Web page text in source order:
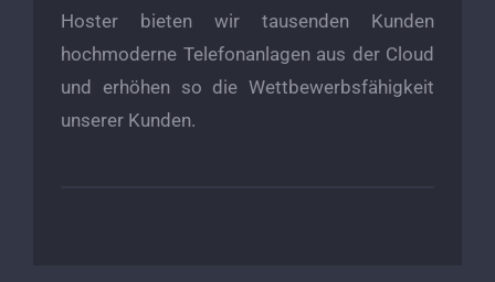
Hoster bieten wir tausenden Kunden
hochmoderne Telefonanlagen aus der Cloud
und erhöhen so die Wettbewerbsfähigkeit
unserer Kunden.